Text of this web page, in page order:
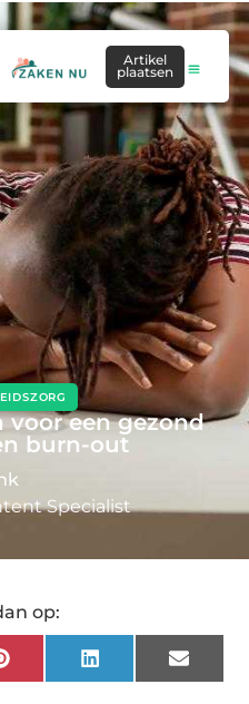
Artikel
plaatsen
voor een gezond
burn-out
Specialist
op:
PinterestLinkedIn Email